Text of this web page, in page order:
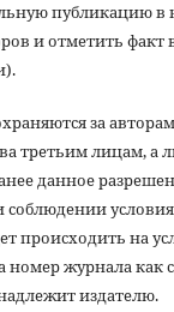
публикацию
и отметить
за
третьим лицам, а
данное
соблюдении
происходить на
журнала как
издателю.